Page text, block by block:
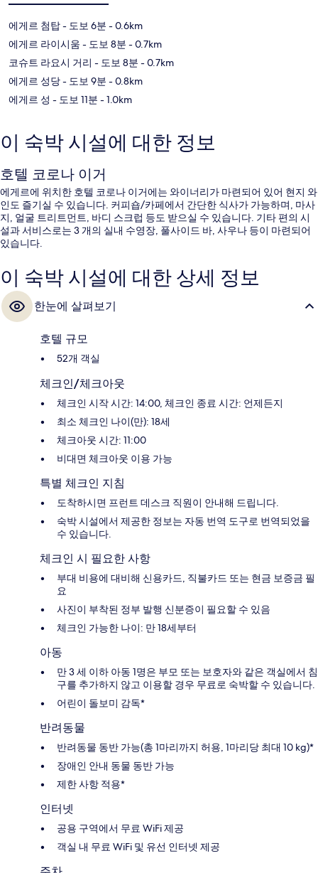
에게르 첨탑- 도보 6분 - 0.6km
에게르 라이시움 - 도보 8분 - 0.7km
코슈트 라요시 거리 - 도보 8분 - 0.7km
에게르 성당- 도보 9분 - 0.8km
에게르 성 - 도보 11분 - 1.0km
이 숙박 시설에 대한 정보
호텔 코로나 이거
에게르에 위치한 호텔 코로나 이거에는 와이너리가 마련되어 있어 현지 와
인도 즐기실 수 있습니다. 커피숍/카페에서 간단한 식사가 가능하며, 마사
지, 얼굴 트리트먼트, 바디 스크럽 등도 받으실 수 있습니다. 기타 편의 시
설과 서비스로는 3 개의 실내 수영장, 풀사이드 바, 사우나 등이 마련되어
있습니다.
이 숙박 시설에 대한 상세 정보
한눈에 살펴보기
호텔 규모
52개 객실
체크인/체크아웃
체크인 시작 시간: 14:00, 체크인 종료 시간: 언제든지
최소 체크인 나이(만): 18세
체크아웃 시간: 11:00
비대면 체크아웃 이용 가능
특별 체크인 지침
도착하시면 프런트 데스크 직원이 안내해 드립니다.
숙박 시설에서 제공한 정보는 자동 번역 도구로 번역되었을
수 있습니다.
체크인 시 필요한 사항
부대 비용에 대비해 신용카드, 직불카드 또는 현금 보증금 필
요
사진이 부착된 정부 발행 신분증이 필요할 수 있음
체크인 가능한 나이: 만 18세부터
아동
만 3 세 이하 아동 1명은 부모 또는 보호자와 같은 객실에서 침
구를 추가하지 않고 이용할 경우 무료로 숙박할 수 있습니다.
어린이 돌보미 감독*
반려동물
반려동물 동반 가능(총 1마리까지 허용, 1마리당 최대 10 kg)*
장애인 안내 동물 동반 가능
제한 사항 적용*
인터넷
공용 구역에서 무료 WiFi 제공
객실 내 무료 WiFi 및 유선 인터넷 제공